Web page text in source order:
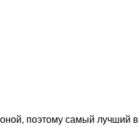
поэтому самый лучший